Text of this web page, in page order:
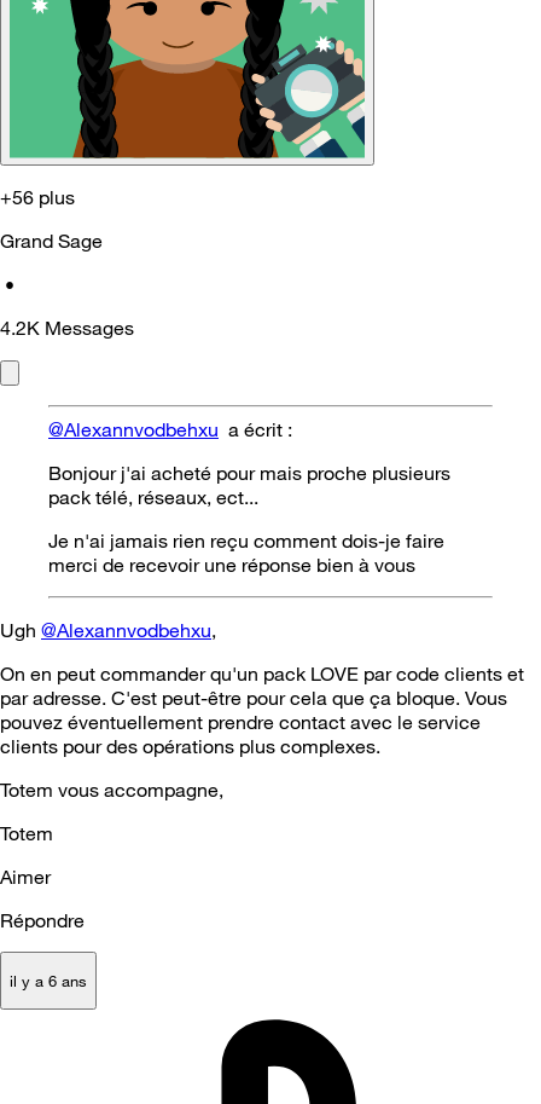
+56 plus
Grand Sage
•
4.2K Messages
@Alexannvodbehxu a écrit :
Bonjour j'ai acheté pour mais proche plusieurs
pack télé, réseaux, ect...
Je n'ai jamais rien reçu comment dois-je faire
merci de recevoir une réponse bien à vous
Ugh @Alexannvodbehxu,
On en peut commander qu'un pack LOVE par code clients et
par adresse. C'est peut-être pour cela que ça bloque. Vous
pouvez éventuellement prendre contact avec le service
clients pour des opérations plus complexes.
Totem vous accompagne,
Totem
Aimer
Répondre
il y a 6 ans